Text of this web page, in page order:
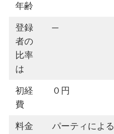
年齢
登録
者の
比率
は
─
初経
費
０円
料金
パーティによる